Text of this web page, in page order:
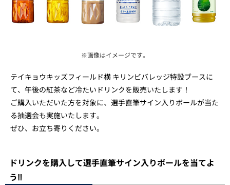
※画像はイメージです。
テイキョウキッズフィールド横 キリンビバレッジ特設ブースに
て、午後の紅茶など冷たいドリンクを販売いたします！
ご購入いただいた方を対象に、選手直筆サイン入りボールが当た
る抽選会も実施いたします。
ぜひ、お立ち寄りください。
ドリンクを購入して選手直筆サイン入りボールを当てよ
う‼